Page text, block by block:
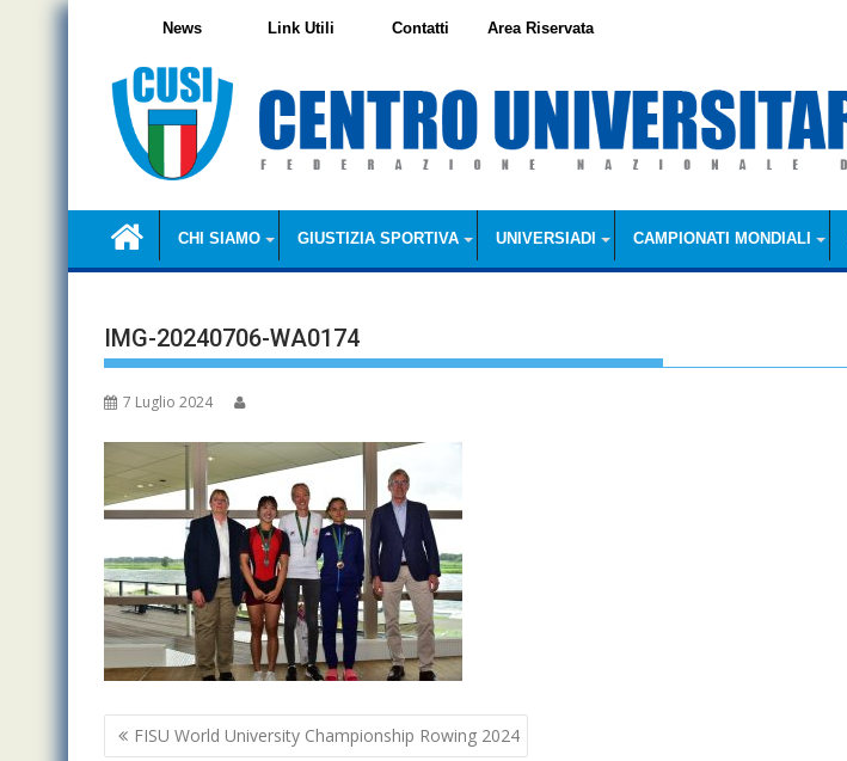
Skip
CHI SIAMO GIUSTIZIA SPORTIVA UNIVERSIADI CAMPIONATI MONDIALI
News Link Utili Contatti Area Riservata
IMG-20240706-WA0174
7 Luglio 2024
Navigazione
FISU World University Championship Rowing 2024